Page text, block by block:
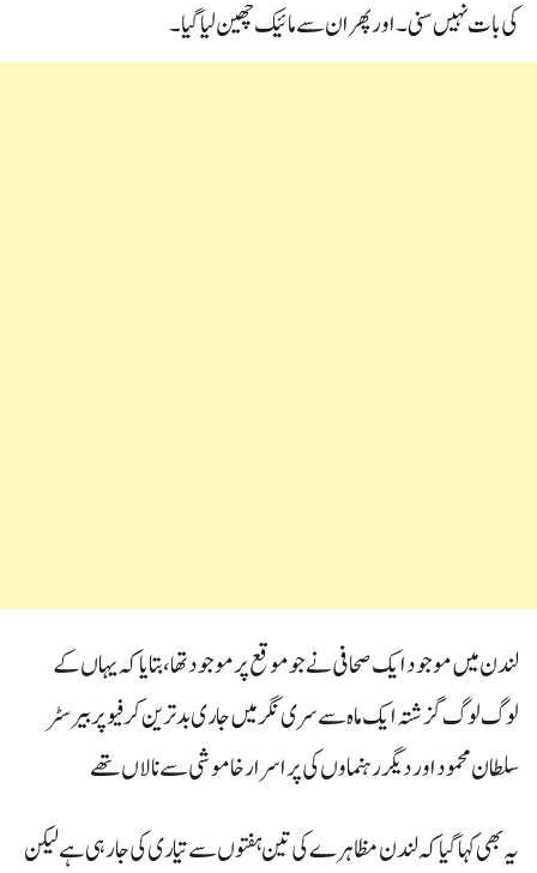
کی بات نہیں سنی ۔ اور پھر ان سے مائیک چھین لیا گیا۔
لندن میں موجود ایک صحافی نے جو موقع پر موجود تھا ، بتایا کہ یہاں کے
لوگ لوگ گزشتہ ایک ماہ سے سری نگر میں جاری بدترین کرفیو پر بیرسٹر
سلطان محمود اور دیگر رہنماوں کی پراسرار خاموشی سے نالاں تھے
یہ بھی کہا گیا کہ لندن مظاہرے کی تین ہفتوں سے تیاری کی جا رہی ہے لیکن